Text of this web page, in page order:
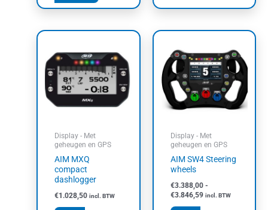
Display - Met
geheugen en GPS
AIM MXQ
compact
dashlogger
€1.028,50 incl. BTW
product
heeft
meerdere
variaties.
gekozen
productpagina
Display - Met
geheugen en GPS
AIM SW4 Steering
wheels
€3.388,00 -
€3.846,59
tot
€3.846,59
incl. BTW
product
heeft
meerdere
variaties.
Deze
gekozen
worden